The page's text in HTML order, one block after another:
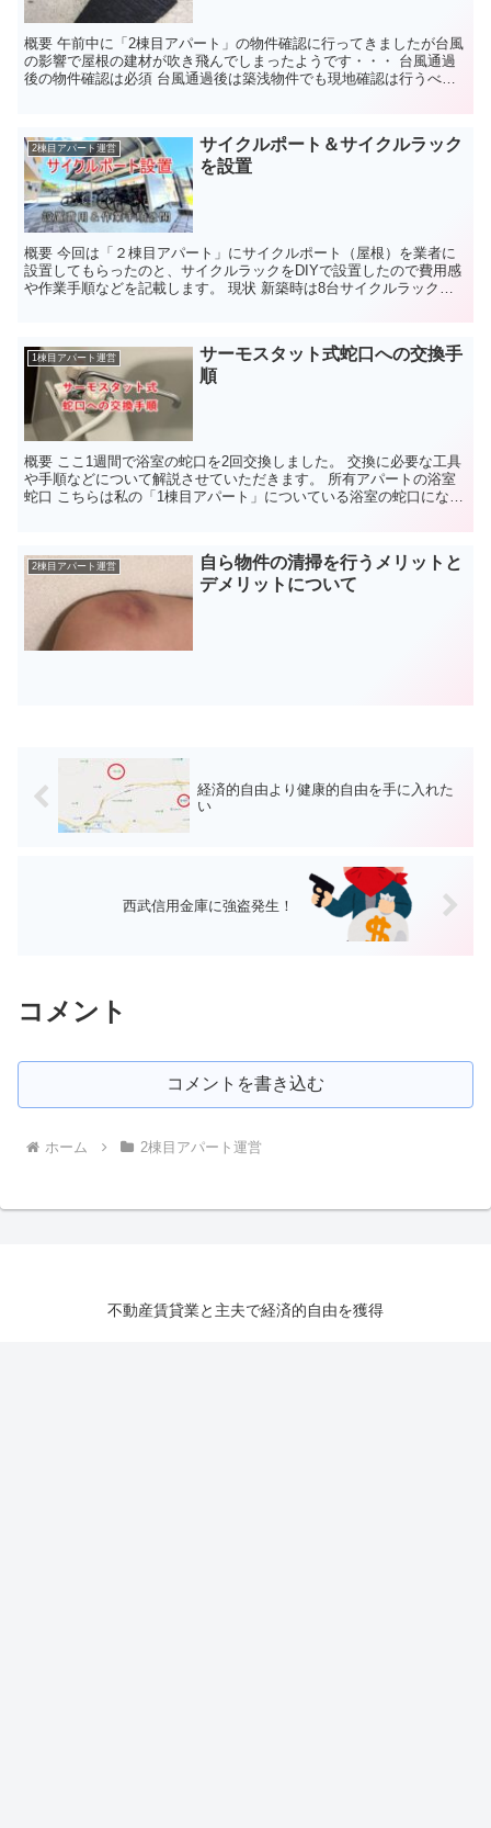
概要 午前中に「2棟目アパート」の物件確認に行ってきましたが台風
の影響で屋根の建材が吹き飛んでしまったようです・・・ 台風通過
後の物件確認は必須 台風通過後は築浅物件でも現地確認は行うべき
2棟目アパート運営
サイクルポート＆サイクルラック
を設置
概要 今回は「２棟目アパート」にサイクルポート（屋根）を業者に
設置してもらったのと、サイクルラックをDIYで設置したので費用感
や作業手順などを記載します。 現状 新築時は8台サイクルラックを
1棟目アパート運営
サーモスタット式蛇口への交換手
順
概要 ここ1週間で浴室の蛇口を2回交換しました。 交換に必要な工具
や手順などについて解説させていただきます。 所有アパートの浴室
蛇口 こちらは私の「1棟目アパート」についている浴室の蛇口になり
2棟目アパート運営
自ら物件の清掃を行うメリットと
デメリットについて
経済的自由より健康的自由を手に入れた
い
西武信用金庫に強盗発生！
コメント
コメントを書き込む
ホーム 2棟目アパート運営
不動産賃貸業と主夫で経済的自由を獲得